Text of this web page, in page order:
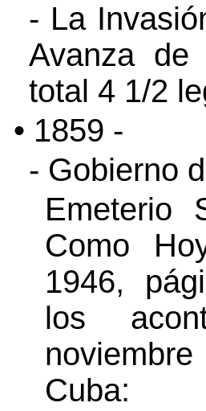
- La
Avanza de
total 4 1/2
• 1859 -
- Gobierno
Emeterio
Como
1946,
los
Cuba: